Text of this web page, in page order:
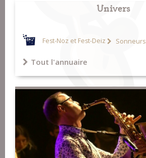
Univers
Fest-Noz et Fest-Deiz Sonneurs
Tout l'annuaire